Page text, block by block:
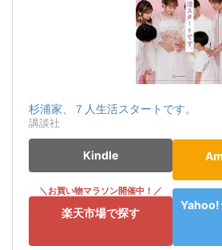
杉浦家、７人生活スタートです。
講談社
Kindle
楽天市場で探す
Yahoo!